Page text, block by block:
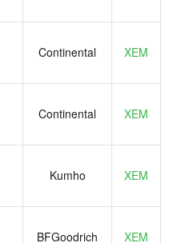
Continental XEM
Continental XEM
Kumho XEM
BFGoodrich XEM